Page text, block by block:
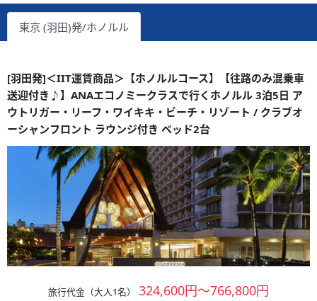
東京 (羽田)発/ホノルル
[羽田発]＜IIT運賃商品＞【ホノルルコース】【往路のみ混乗車
送迎付き♪】ANAエコノミークラスで行くホノルル 3泊5日 ア
ウトリガー・リーフ・ワイキキ・ビーチ・リゾート / クラブオ
ーシャンフロント ラウンジ付き ベッド2台
旅行代金（大人1名） 324,600円～766,800円